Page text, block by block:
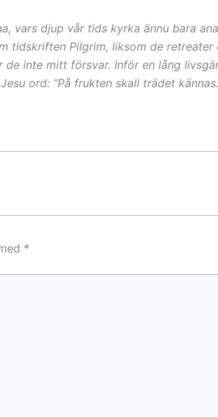
vars djup vår tids kyrka ännu bara
tidskriften Pilgrim, liksom de
de inte mitt försvar. Inför en lång
ord: ”På frukten skall trädet
*